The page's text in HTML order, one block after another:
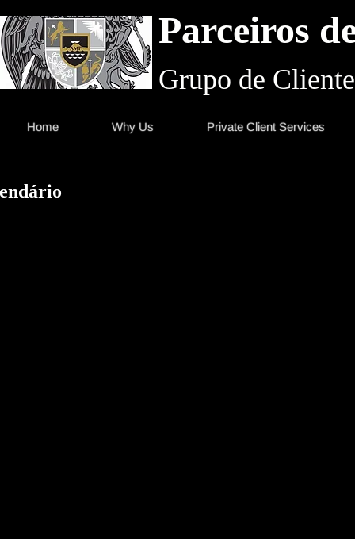
Parceiros
Grupo de
Home Why Us Private Client Services